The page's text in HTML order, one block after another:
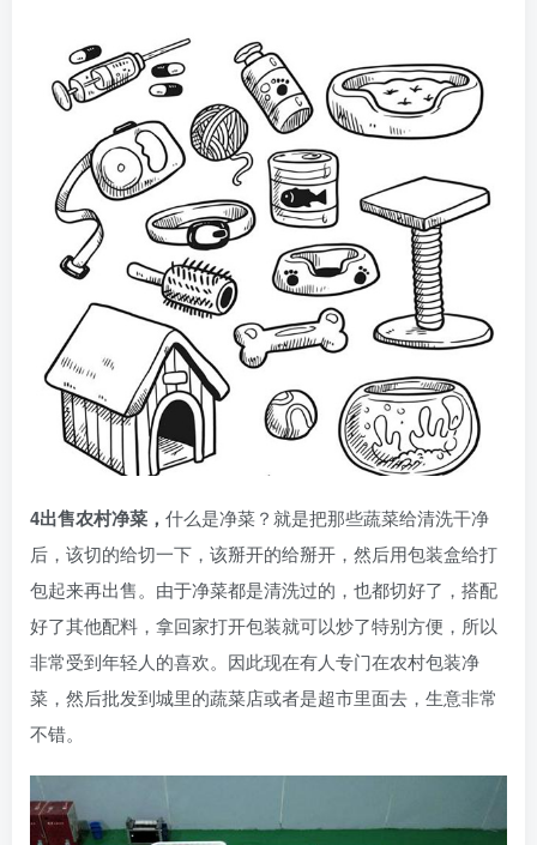
4出售农村净菜， 什么是净菜？就是把那些蔬菜给清洗干净
后，该切的给切一下，该掰开的给掰开，然后用包装盒给打
包起来再出售。由于净菜都是清洗过的，也都切好了，搭配
好了其他配料，拿回家打开包装就可以炒了特别方便，所以
非常受到年轻人的喜欢。因此现在有人专门在农村包装净
菜，然后批发到城里的蔬菜店或者是超市里面去，生意非常
不错。